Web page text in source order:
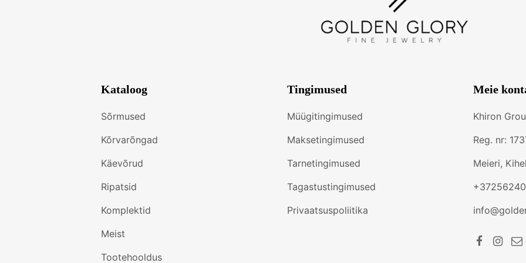
Kataloog
Sõrmused
Kõrvarõngad
Käevõrud
Ripatsid
Komplektid
Meist
Tootehooldus
Tingimused
Müügitingimused
Maksetingimused
Tarnetingimused
Tagastustingimused
Privaatsuspoliitika
Meie
Khiron
Reg. nr:
Meieri,